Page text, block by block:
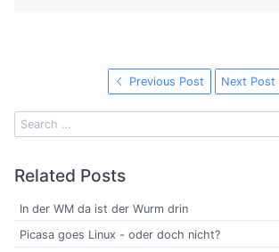
Previous Post Next Post
Related Posts
In der WM da ist der Wurm drin
Picasa goes Linux - oder doch nicht?